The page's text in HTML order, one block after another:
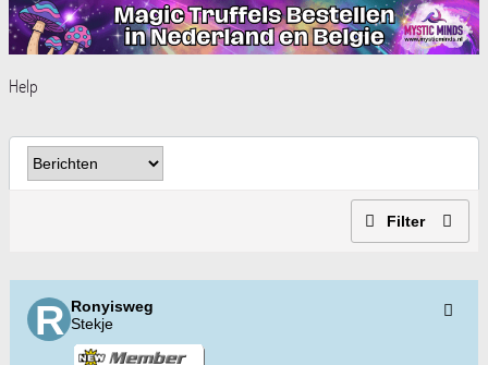
Help
Filter
Ronyisweg
Stekje